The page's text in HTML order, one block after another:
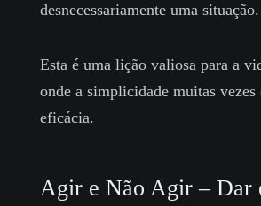
desnecessariamente uma situação.
Esta é uma lição valiosa para a
onde a simplicidade muitas vezes
eficácia.
Agir e Não Agir – Dar